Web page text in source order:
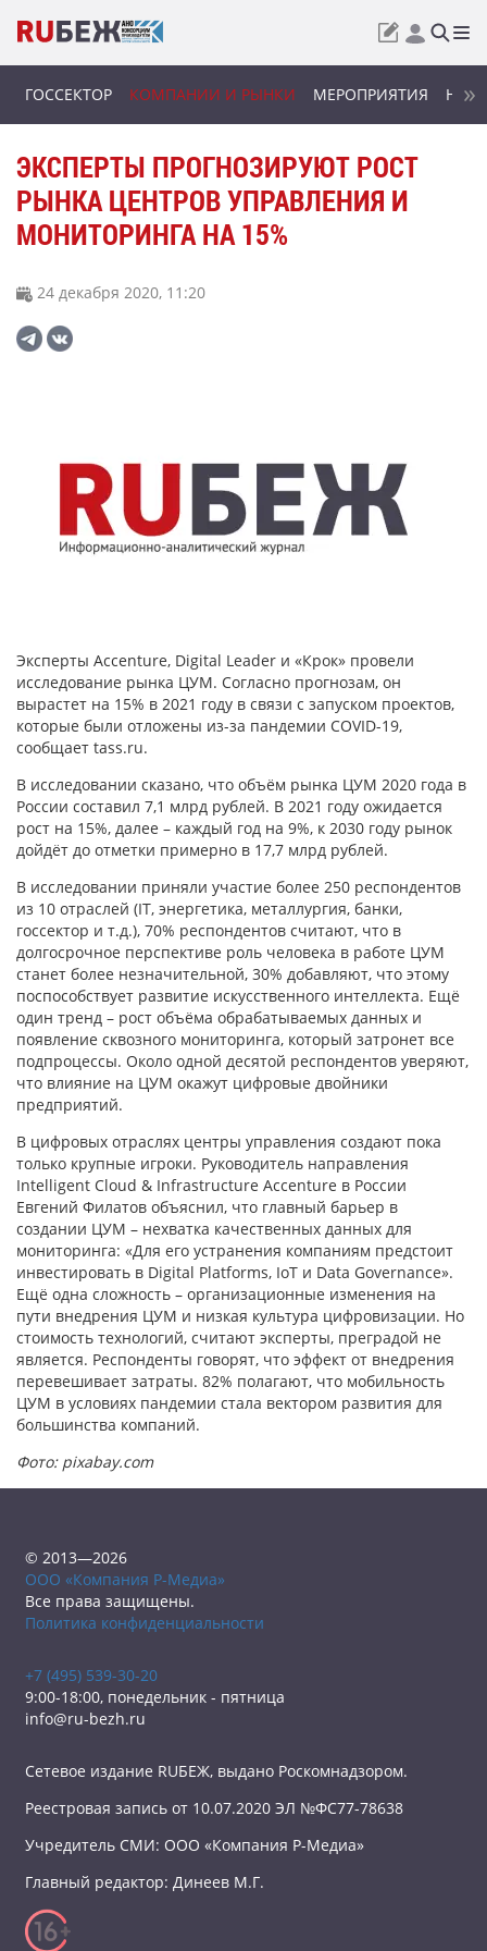
ГОССЕКТОР КОМПАНИИ И РЫНКИ МЕРОПРИЯТИЯ
ЭКСПЕРТЫ ПРОГНОЗИРУЮТ РОСТ
РЫНКА ЦЕНТРОВ УПРАВЛЕНИЯ И
МОНИТОРИНГА НА 15%
24 декабря 2020, 11:20
Эксперты Accenture, Digital Leader и «Крок» провели
исследование рынка ЦУМ. Согласно прогнозам, он
вырастет на 15% в 2021 году в связи с запуском проектов,
которые были отложены из-за пандемии COVID-19,
сообщает tass.ru.
В исследовании сказано, что объём рынка ЦУМ 2020 года в
России составил 7,1 млрд рублей. В 2021 году ожидается
рост на 15%, далее – каждый год на 9%, к 2030 году рынок
дойдёт до отметки примерно в 17,7 млрд рублей.
В исследовании приняли участие более 250 респондентов
из 10 отраслей (IT, энергетика, металлургия, банки,
госсектор и т.д.), 70% респондентов считают, что в
долгосрочное перспективе роль человека в работе ЦУМ
станет более незначительной, 30% добавляют, что этому
поспособствует развитие искусственного интеллекта. Ещё
один тренд – рост объёма обрабатываемых данных и
появление сквозного мониторинга, который затронет все
подпроцессы. Около одной десятой респондентов уверяют,
что влияние на ЦУМ окажут цифровые двойники
предприятий.
В цифровых отраслях центры управления создают пока
только крупные игроки. Руководитель направления
Intelligent Cloud & Infrastructure Accenture в России
Евгений Филатов объяснил, что главный барьер в
создании ЦУМ – нехватка качественных данных для
мониторинга: «Для его устранения компаниям предстоит
инвестировать в Digital Platforms, IoT и Data Governance».
Ещё одна сложность – организационные изменения на
пути внедрения ЦУМ и низкая культура цифровизации. Но
стоимость технологий, считают эксперты, преградой не
является. Респонденты говорят, что эффект от внедрения
перевешивает затраты. 82% полагают, что мобильность
ЦУМ в условиях пандемии стала вектором развития для
большинства компаний.
Фото: pixabay.com
© 2013—2026
ООО «Компания Р-Медиа»
Все права защищены.
Политика конфиденциальности
+7 (495) 539-30-20
9:00-18:00, понедельник - пятница
info@ru-bezh.ru
Сетевое издание RUБЕЖ, выдано Роскомнадзором.
Реестровая запись от 10.07.2020 ЭЛ №ФС77-78638
Учредитель СМИ: ООО «Компания Р-Медиа»
Главный редактор: Динеев М.Г.